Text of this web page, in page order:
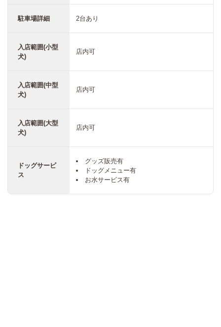
駐車場詳細 2台あり
入店範囲(小型
犬)
店内可
入店範囲(中型
犬)
店内可
入店範囲(大型
犬)
店内可
ドッグサービ
ス
グッズ販売有
ドッグメニュー有
お水サービス有